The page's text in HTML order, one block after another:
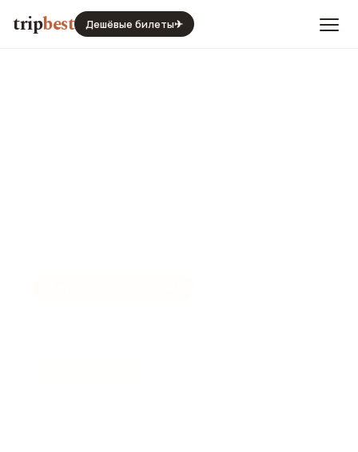
tripbest Дешёвые билеты✈